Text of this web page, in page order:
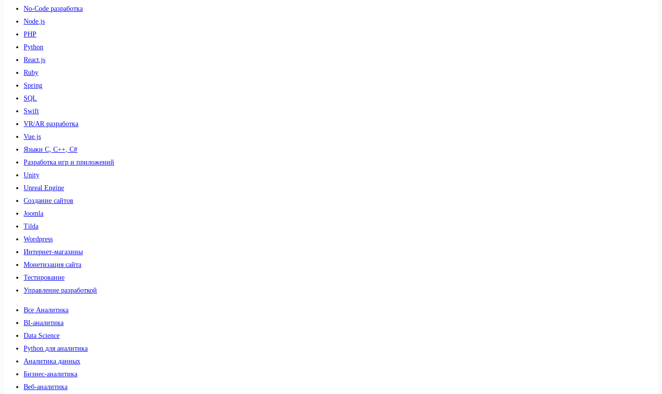
No-Code разработка
Node.js
PHP
Python
React.js
Ruby
Spring
SQL
Swift
VR/AR разработка
Vue.js
Языки С, С++, С#
Разработка игр и приложений
Unity
Unreal Engine
Создание сайтов
Joomla
Tilda
Wordpress
Интернет-магазины
Монетизация сайта
Тестирование
Управление разработкой
Все Аналитика
BI-аналитика
Data Science
Python для аналитика
Аналитика данных
Бизнес-аналитика
Веб-аналитика